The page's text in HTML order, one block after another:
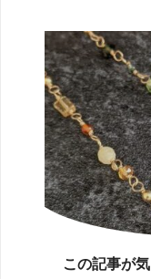
この記事が